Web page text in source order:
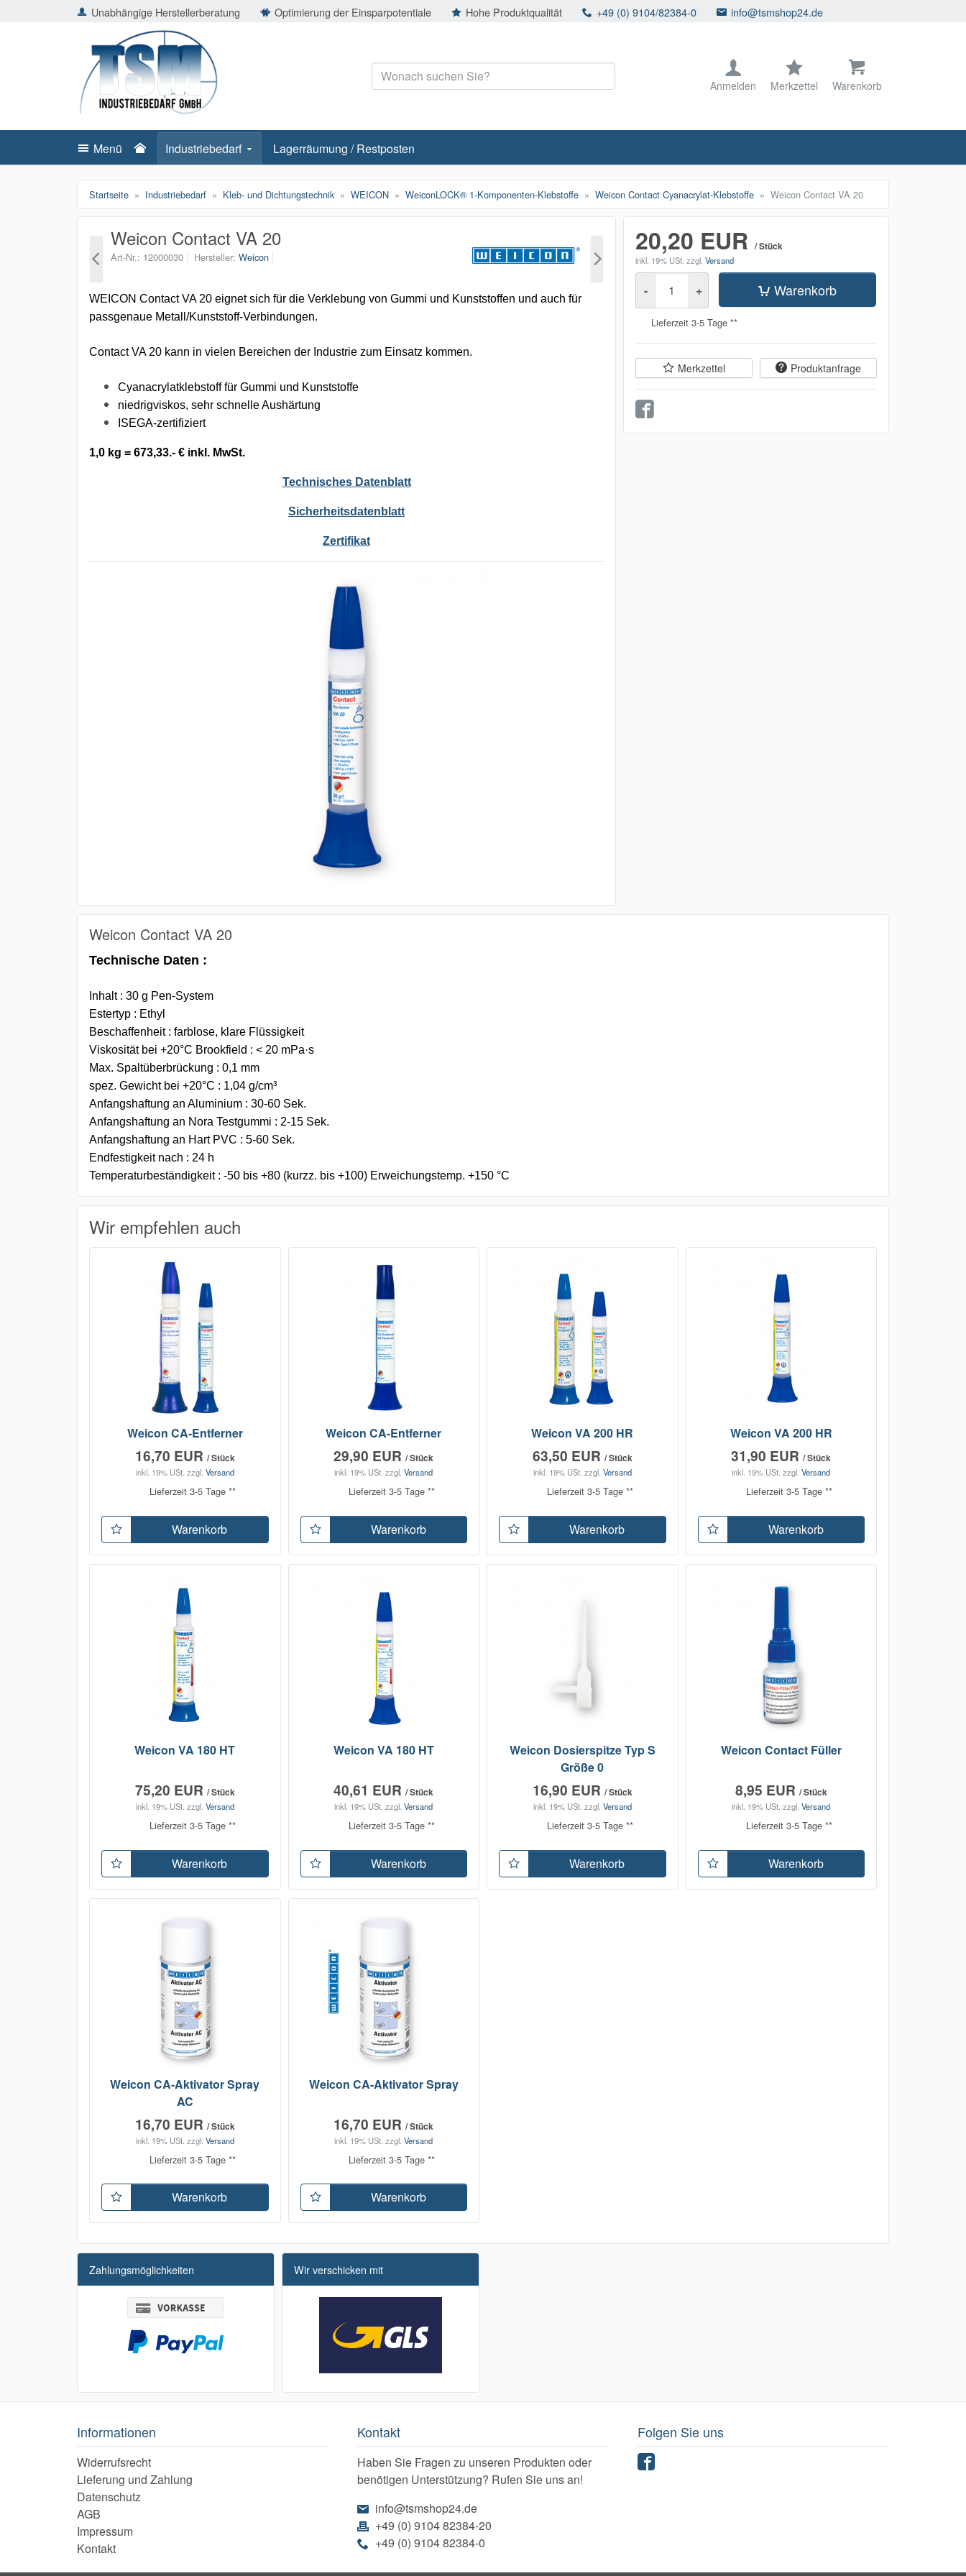
Unabhängige Herstellerberatung Optimierung der Einsparpotentiale Hohe Produktqualität +49 (0) 9104/82384-0 info@tsmshop24.de
schließen
Suche
Anmelden Merkzettel Warenkorb
Menü Industriebedarf Lagerräumung / Restposten
Startseite Industriebedarf Kleb- und Dichtungstechnik WEICON WeiconLOCK® 1-Komponenten-Klebstoffe Weicon Contact Cyanacrylat-Klebstoffe Weicon Contact VA 20
Weicon Contact VA 20
Art-Nr. 12000030 Hersteller Weicon
WEICON Contact VA 20 eignet sich für die Verklebung von Gummi und Kunststoffen und auch für
passgenaue Metall/Kunststoff-Verbindungen.
Contact VA 20 kann in vielen Bereichen der Industrie zum Einsatz kommen.
Cyanacrylatklebstoff für Gummi und Kunststoffe
niedrigviskos, sehr schnelle Aushärtung
ISEGA-zertifiziert
1,0 kg = 673,33.- € inkl. MwSt.
Technisches Datenblatt
Sicherheitsdatenblatt
Zertifikat
20,20 EUR / Stück
inkl. 19% USt. zzgl. Versand
- + Warenkorb
Lieferzeit 3-5 Tage **
Merkzettel Produktanfrage
Weicon Contact VA 20
Technische Daten :
Inhalt : 30 g Pen-System
Estertyp : Ethyl
Beschaffenheit : farblose, klare Flüssigkeit
Viskosität bei +20°C Brookfield : < 20 mPa·s
Max. Spaltüberbrückung : 0,1 mm
spez. Gewicht bei +20°C : 1,04 g/cm³
Anfangshaftung an Aluminium : 30-60 Sek.
Anfangshaftung an Nora Testgummi : 2-15 Sek.
Anfangshaftung an Hart PVC : 5-60 Sek.
Endfestigkeit nach : 24 h
Temperaturbeständigkeit : -50 bis +80 (kurzz. bis +100) Erweichungstemp. +150 °C
Wir empfehlen auch
Weicon CA-Entferner
16,70 EUR / Stück
inkl. 19% USt. zzgl. Versand
Lieferzeit 3-5 Tage **
Warenkorb
Weicon CA-Entferner
29,90 EUR/ Stück
inkl. 19% USt. zzgl.Versand
Lieferzeit 3-5 Tage **
Warenkorb
Weicon VA 200 HR
63,50 EUR / Stück
inkl. 19% USt. zzgl. Versand
Lieferzeit 3-5 Tage **
Warenkorb
Weicon VA 200 HR
31,90 EUR/ Stück
inkl. 19% USt. zzgl.Versand
Lieferzeit 3-5 Tage **
Warenkorb
Weicon VA 180 HT
75,20 EUR / Stück
inkl. 19% USt. zzgl. Versand
Lieferzeit 3-5 Tage **
Warenkorb
Weicon VA 180 HT
40,61 EUR/ Stück
inkl. 19% USt. zzgl.Versand
Lieferzeit 3-5 Tage **
Warenkorb
Weicon Dosierspitze Typ S
Größe 0
16,90 EUR / Stück
inkl. 19% USt. zzgl. Versand
Lieferzeit 3-5 Tage **
Warenkorb
Weicon Contact Füller
8,95 EUR / Stück
inkl. 19% USt. zzgl.Versand
Lieferzeit 3-5 Tage **
Warenkorb
Weicon CA-Aktivator Spray
AC
16,70 EUR / Stück
inkl. 19% USt. zzgl. Versand
Lieferzeit 3-5 Tage **
Warenkorb
Weicon CA-Aktivator Spray
16,70 EUR/ Stück
inkl. 19% USt. zzgl.Versand
Lieferzeit 3-5 Tage **
Warenkorb
Zahlungsmöglichkeiten Wir verschicken mit
Informationen
Widerrufsrecht
Lieferung und Zahlung
Datenschutz
AGB
Impressum
Kontakt
Kontakt
Haben Sie Fragen zu unseren Produkten oder
benötigen Unterstützung? Rufen Sie uns an!
info@tsmshop24.de
+49 (0) 9104 82384-20
+49 (0) 9104 82384-0
Folgen Sie uns